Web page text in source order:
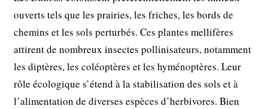
ouverts tels que les prairies, les friches, les bords de
chemins et les sols perturbés. Ces plantes mellifères
attirent de nombreux insectes pollinisateurs, notamment
les diptères, les coléoptères et les hyménoptères. Leur
rôle écologique s’étend à la stabilisation des sols et à
l’alimentation de diverses espèces d’herbivores. Bien